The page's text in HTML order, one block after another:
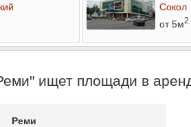
Сокол
от 5м2
ищет площади в
Реми